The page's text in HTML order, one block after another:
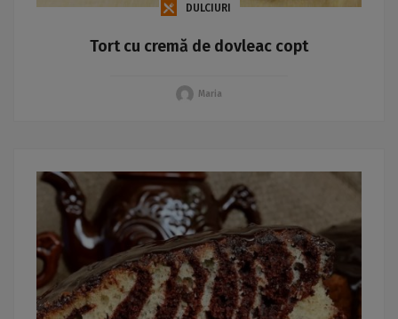
DULCIURI
Tort cu cremă de dovleac copt
Maria